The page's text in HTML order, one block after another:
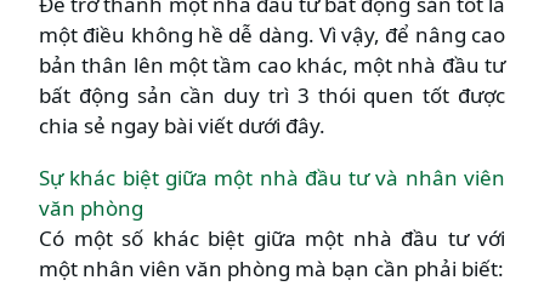
một điều không hề dễ dàng. Vì vậy, để nâng cao
bản thân lên một tầm cao khác, một nhà đầu tư
bất động sản cần duy trì 3 thói quen tốt được
chia sẻ ngay bài viết dưới đây.
Sự khác biệt giữa một nhà đầu tư và nhân viên
văn phòng
Có một số khác biệt giữa một nhà đầu tư với
một nhân viên văn phòng mà bạn cần phải biết: